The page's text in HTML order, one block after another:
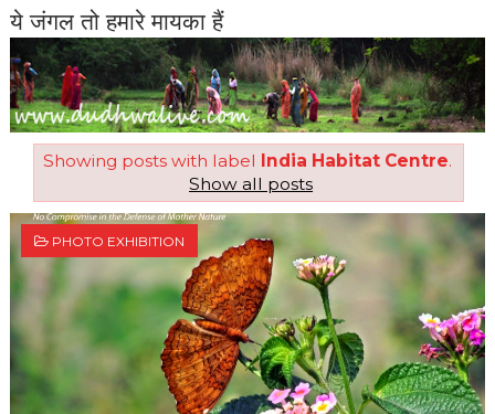
ये जंगल तो हमारे मायका हैं
Showing posts with label India Habitat Centre.
Show all posts
PHOTO EXHIBITION